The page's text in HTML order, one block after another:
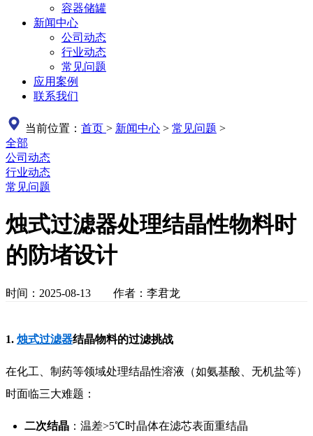
容器储罐
新闻中心
公司动态
行业动态
常见问题
应用案例
联系我们
当前位置： 首页 > 新闻中心 > 常见问题 >
全部
公司动态
行业动态
常见问题
烛式过滤器处理结晶性物料时
的防堵设计
时间：2025-08-13 作者：李君龙
1. 烛式过滤器结晶物料的过滤挑战
在化工、制药等领域处理结晶性溶液（如氨基酸、无机盐等）
时面临三大难题：
二次结晶 ：温差>5℃时晶体在滤芯表面重结晶